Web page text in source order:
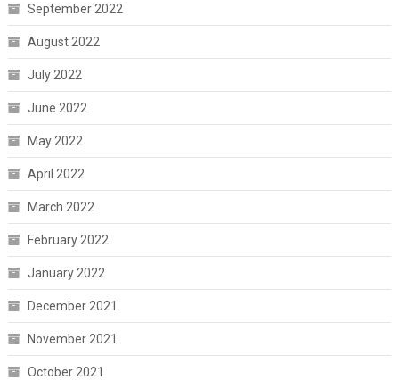
September 2022
August 2022
July 2022
June 2022
May 2022
April 2022
March 2022
February 2022
January 2022
December 2021
November 2021
October 2021